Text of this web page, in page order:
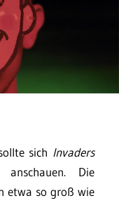
sich Invaders
Die
etwa so groß wie